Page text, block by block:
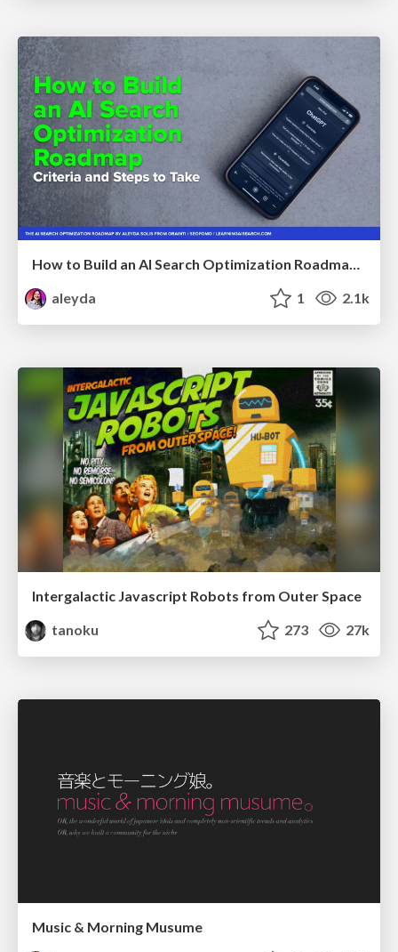
How to Build an AI Search Optimization Roadmap - Criteria and Steps to Take #SEOIRL
aleyda
1 2.1k
Intergalactic Javascript Robots from Outer Space
tanoku
273 27k
Music & Morning Musume